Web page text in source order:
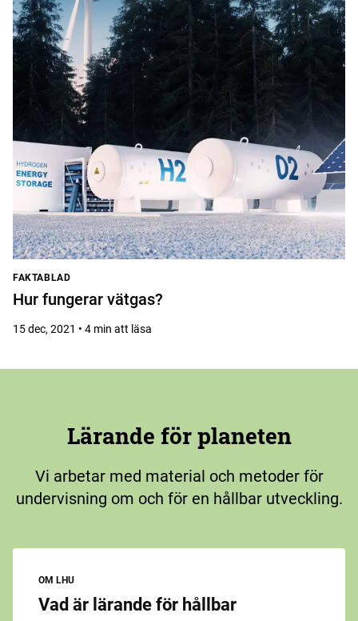
FAKTABLAD
Hur fungerar vätgas?
15 dec, 2021 • 4 min att läsa
Lärande för planeten
Vi arbetar med material och metoder för
undervisning om och för en hållbar utveckling.
OM LHU
Vad är lärande för hållbar